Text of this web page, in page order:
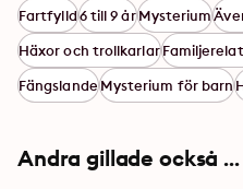
Fartfylld6 till 9 årMysterium
Häxor och trollkarlar
FängslandeMysterium för barn
Andra gillade också ...